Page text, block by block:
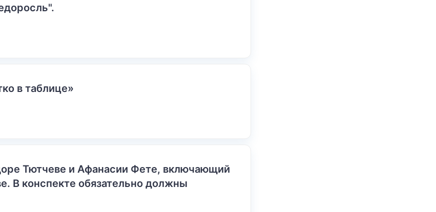
в таблице»
Тютчеве и Афанасии Фете, включающий
В конспекте обязательно должны